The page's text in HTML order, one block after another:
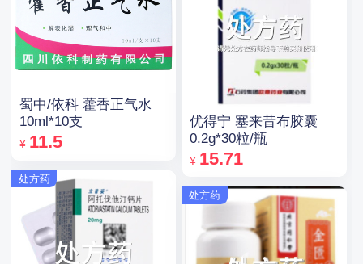
蜀中/依科 藿香正气水
10ml*10支
¥ 11.5
处方药
优得宁 塞来昔布胶囊
0.2g*30粒/瓶
¥ 15.71
处方药